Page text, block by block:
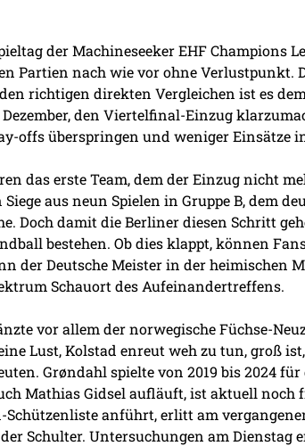
der Machineseeker EHF Champions
Partien nach wie vor ohne Verlustpunkt.
richtigen direkten Vergleichen ist es
Dezember, den Viertelfinal-Einzug
offs überspringen und weniger Einsätze
das erste Team, dem der Einzug nicht
aus neun Spielen in Gruppe B, dem
Doch damit die Berliner diesen Schritt
bestehen. Ob dies klappt, können
der Deutsche Meister in der heimischen
Schauort des Aufeinandertreffens.
vor allem der norwegische Füchse-
Lust, Kolstad enreut weh zu tun, groß
Grøndahl spielte von 2019 bis 2024
Mathias Gidsel aufläuft, ist aktuell
anführt, erlitt am
Schulter. Untersuchungen am Dienstag